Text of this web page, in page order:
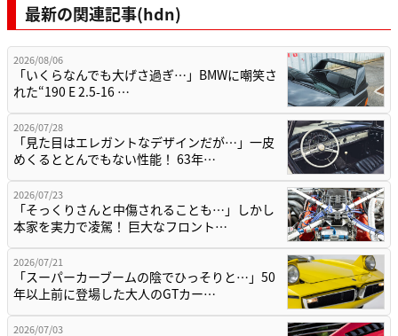
最新の関連記事(hdn)
2026/08/06
「いくらなんでも大げさ過ぎ…」BMWに嘲笑さ
れた“190 E 2.5-16 …
2026/07/28
「見た目はエレガントなデザインだが…」一皮
めくるととんでもない性能！ 63年…
2026/07/23
「そっくりさんと中傷されることも…」しかし
本家を実力で凌駕！ 巨大なフロント…
2026/07/21
「スーパーカーブームの陰でひっそりと…」50
年以上前に登場した大人のGTカー…
2026/07/03